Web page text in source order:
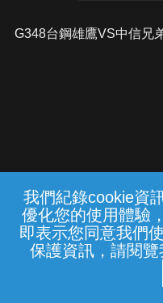
我們紀錄cookie資
優化您的使用體驗
即表示您同意我們
保護資訊，請閱覽
G348台鋼雄鷹VS中信兄
常見問題 線上客服
中華電信股份
(統一編號